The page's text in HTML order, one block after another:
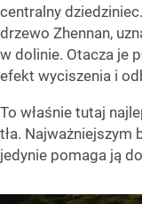
centralny
drzewo Zhennan,
w dolinie. Otacza je
efekt wyciszenia i
To właśnie tutaj
tła. Najważniejszym
jedynie pomaga ją